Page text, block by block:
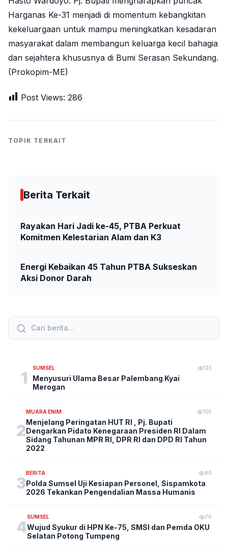
Harganas Ke-31 menjadi di momentum kebangkitan
kekeluargaan untuk mampu meningkatkan kesadaran
masyarakat dalam membangun keluarga kecil bahagia
dan sejahtera khususnya di Bumi Serasan Sekundang.
(Prokopim-ME)
Post Views: 286
TOPIK TERKAIT
Berita Terkait
Rayakan Hari Jadi ke-45, PTBA Perkuat
Komitmen Kelestarian Alam dan K3
Energi Kebaikan 45 Tahun PTBA Sukseskan
Aksi Donor Darah
1
SUMSEL 123
Menyusuri Ulama Besar Palembang Kyai
Merogan
2
MUARA ENIM 105
Menjelang Peringatan HUT RI , Pj. Bupati
Dengarkan Pidato Kenegaraan Presiden RI Dalam
Sidang Tahunan MPR RI, DPR RI dan DPD RI Tahun
2022
3
BERITA 80
Polda Sumsel Uji Kesiapan Personel, Sispamkota
2026 Tekankan Pengendalian Massa Humanis
4
SUMSEL 76
Wujud Syukur di HPN Ke-75, SMSI dan Pemda OKU
Selatan Potong Tumpeng